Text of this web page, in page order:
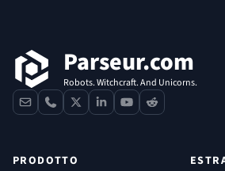
Parseur.com
Robots. Witchcraft. And Unicorns.
contactphone
x linkedinyoutube
reddit
PRODOTTO